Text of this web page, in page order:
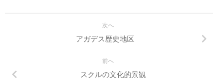
次へ
アガデス歴史地区
前へ
スクルの文化的景観